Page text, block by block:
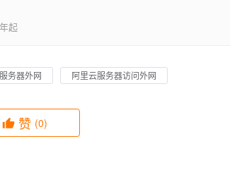
起
务器外网 阿里云服务器访问外网
赞 (0)